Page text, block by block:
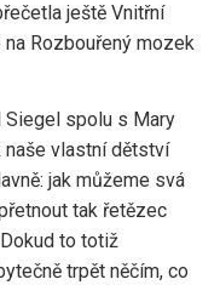
ještě Vnitřní
Rozbouřený mozek
Siegel spolu s Mary
naše vlastní dětství
jak můžeme svá
tak řetězec
to totiž
trpět něčím, co